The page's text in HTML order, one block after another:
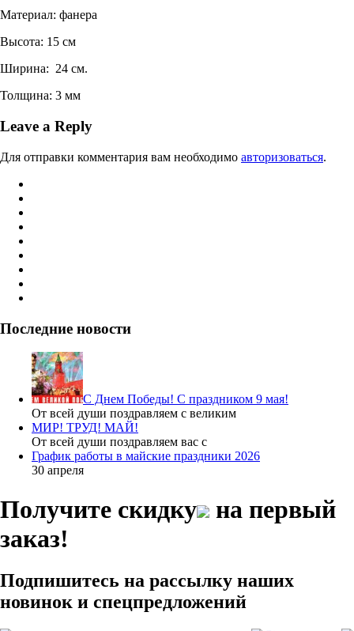
Материал: фанера
Высота: 15 см
Ширина: 24 см.
Толщина: 3 мм
Leave a Reply
Для отправки комментария вам необходимо авторизоваться.
Последние новости
С Днем Победы! С праздником 9 мая!
От всей души поздравляем с великим
МИР! ТРУД! МАЙ!
От всей души поздравляем вас с
График работы в майские праздники 2026
30 апреля
Получите скидку
на первый
заказ!
Подпишитесь на рассылку наших
новинок и спецпредложений